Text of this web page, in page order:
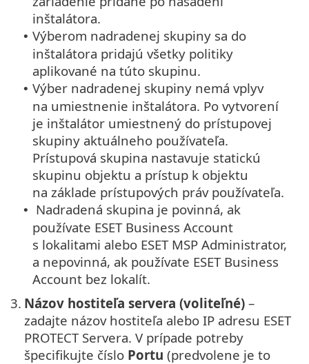
inštalátora.
• Výberom nadradenej skupiny sa do
inštalátora pridajú všetky politiky
aplikované na túto skupinu.
• Výber nadradenej skupiny nemá vplyv
na umiestnenie inštalátora. Po vytvorení
je inštalátor umiestnený do prístupovej
skupiny aktuálneho používateľa.
Prístupová skupina nastavuje statickú
skupinu objektu a prístup k objektu
na základe prístupových práv používateľa.
•
Nadradená skupina je povinná, ak
používate ESET Business Account
s lokalitami alebo ESET MSP Administrator,
a nepovinná, ak používate ESET Business
Account bez lokalít.
3. Názov hostiteľa servera (voliteľné) –
zadajte názov hostiteľa alebo IP adresu ESET
PROTECT Servera. V prípade potreby
špecifikujte číslo Portu (predvolene je to